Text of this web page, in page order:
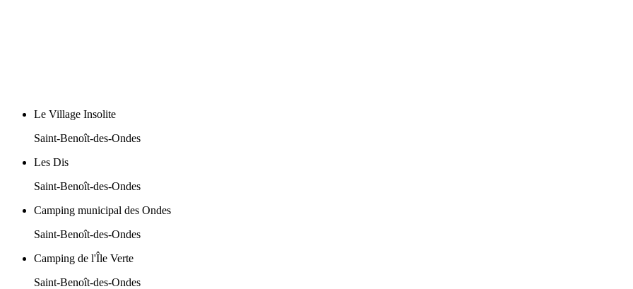
Le Village Insolite
Saint-Benoît-des-Ondes
Les Dis
Saint-Benoît-des-Ondes
Camping municipal des Ondes
Saint-Benoît-des-Ondes
Camping de l'Île Verte
Saint-Benoît-des-Ondes